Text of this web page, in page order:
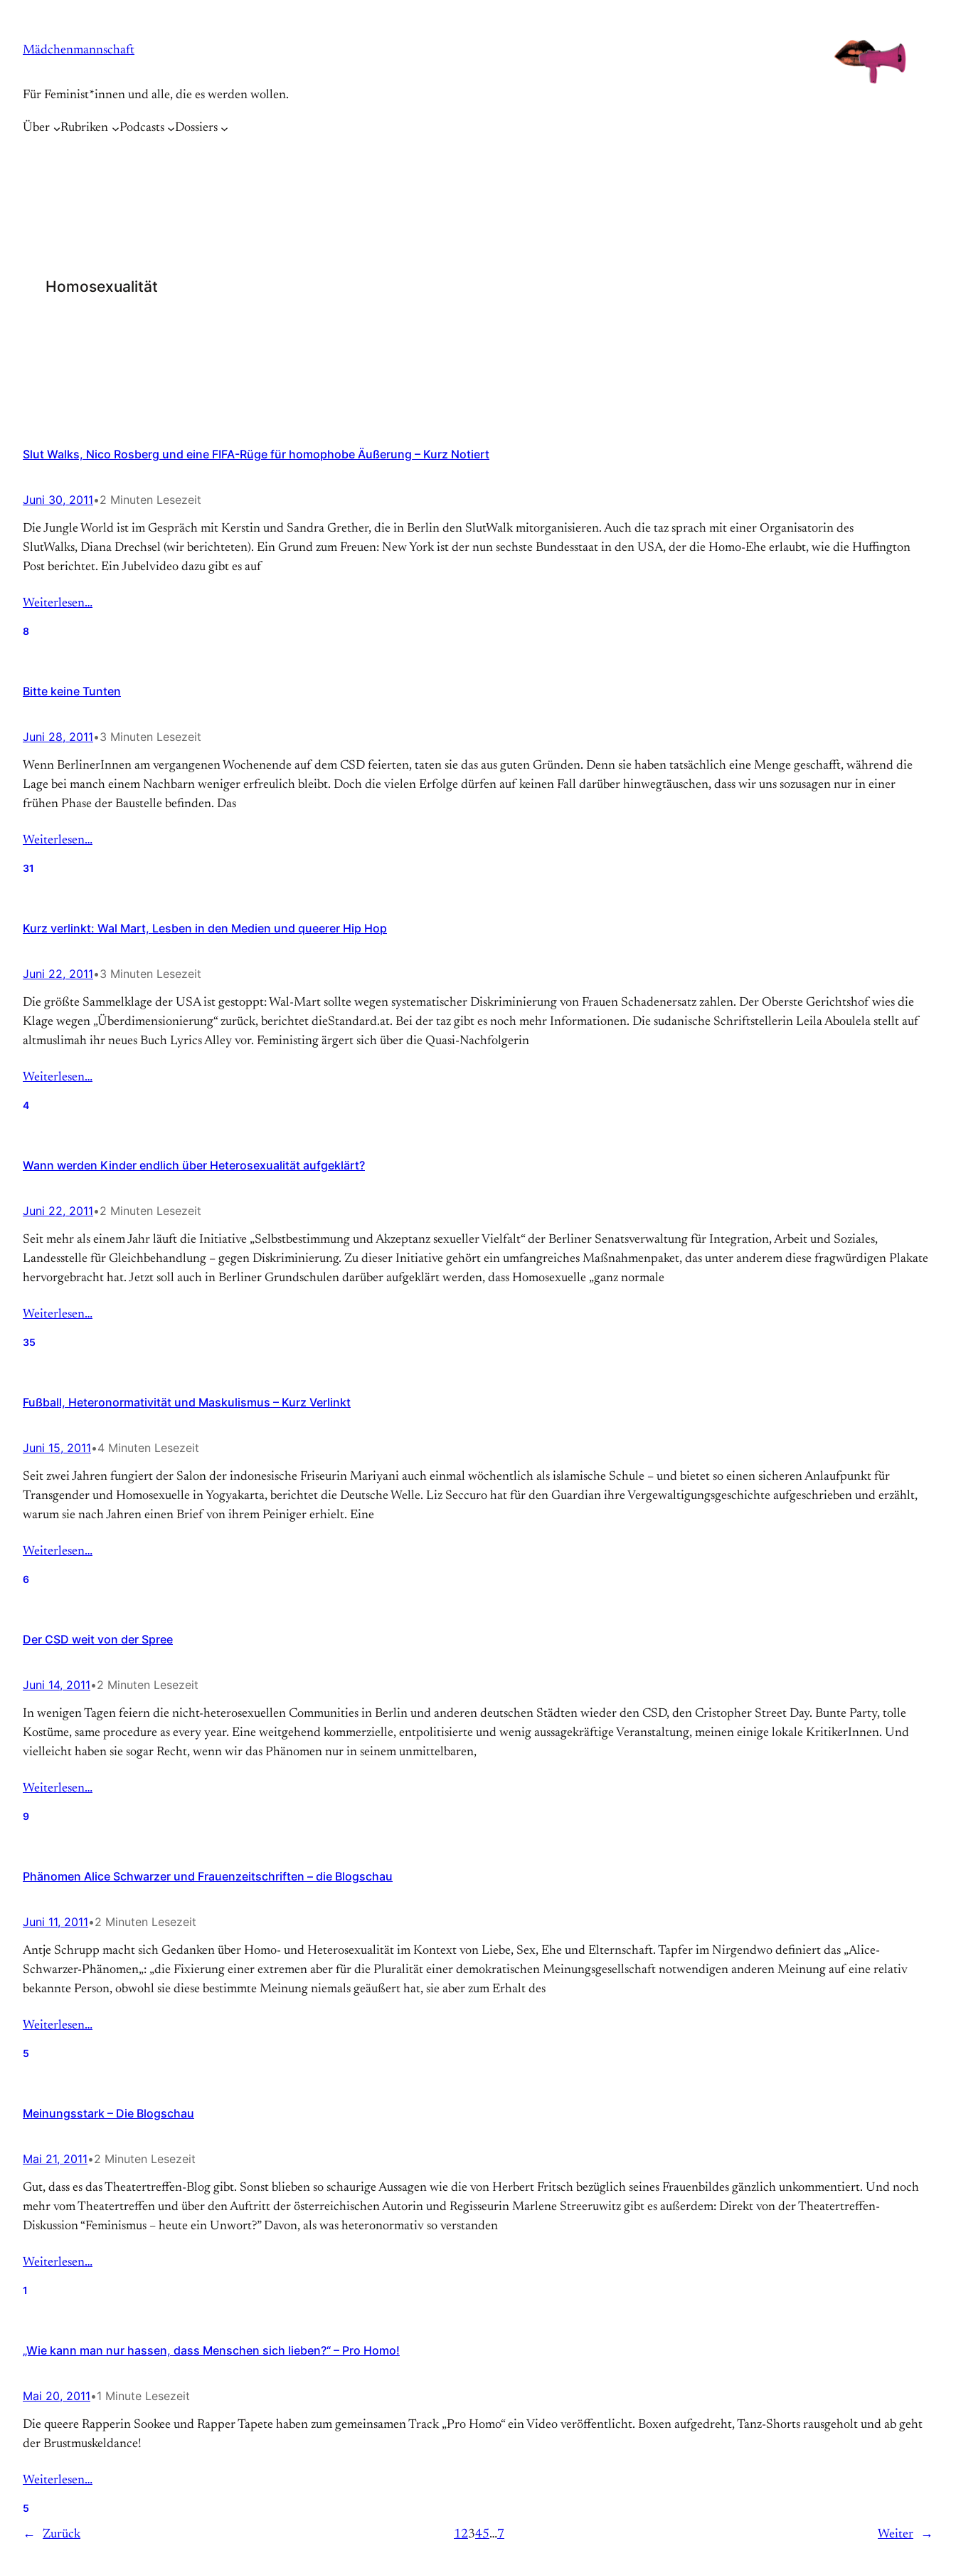
springen
Mädchenmannschaft
Für Feminist*innen und alle, die es werden wollen.
Über Rubriken Podcasts Dossiers
Homosexualität
Slut Walks, Nico Rosberg und eine FIFA-Rüge für homophobe Äußerung – Kurz Notiert
Juni 30, 2011•2 Minuten Lesezeit
Die Jungle World ist im Gespräch mit Kerstin und Sandra Grether, die in Berlin den SlutWalk mitorganisieren. Auch die taz sprach mit einer Organisatorin des
SlutWalks, Diana Drechsel (wir berichteten). Ein Grund zum Freuen: New York ist der nun sechste Bundesstaat in den USA, der die Homo-Ehe erlaubt, wie die Huffington
Post berichtet. Ein Jubelvideo dazu gibt es auf
Weiterlesen…
8
Bitte keine Tunten
Juni 28, 2011•3 Minuten Lesezeit
Wenn BerlinerInnen am vergangenen Wochenende auf dem CSD feierten, taten sie das aus guten Gründen. Denn sie haben tatsächlich eine Menge geschafft, während die
Lage bei manch einem Nachbarn weniger erfreulich bleibt. Doch die vielen Erfolge dürfen auf keinen Fall darüber hinwegtäuschen, dass wir uns sozusagen nur in einer
frühen Phase der Baustelle befinden. Das
Weiterlesen…
31
Kurz verlinkt: Wal Mart, Lesben in den Medien und queerer Hip Hop
Juni 22, 2011•3 Minuten Lesezeit
Die größte Sammelklage der USA ist gestoppt: Wal-Mart sollte wegen systematischer Diskriminierung von Frauen Schadenersatz zahlen. Der Oberste Gerichtshof wies die
Klage wegen „Überdimensionierung“ zurück, berichtet dieStandard.at. Bei der taz gibt es noch mehr Informationen. Die sudanische Schriftstellerin Leila Aboulela stellt auf
altmuslimah ihr neues Buch Lyrics Alley vor. Feministing ärgert sich über die Quasi-Nachfolgerin
Weiterlesen…
4
Wann werden Kinder endlich über Heterosexualität aufgeklärt?
Juni 22, 2011•2 Minuten Lesezeit
Seit mehr als einem Jahr läuft die Initiative „Selbstbestimmung und Akzeptanz sexueller Vielfalt“ der Berliner Senatsverwaltung für Integration, Arbeit und Soziales,
Landesstelle für Gleichbehandlung – gegen Diskriminierung. Zu dieser Initiative gehört ein umfangreiches Maßnahmenpaket, das unter anderem diese fragwürdigen Plakate
hervorgebracht hat. Jetzt soll auch in Berliner Grundschulen darüber aufgeklärt werden, dass Homosexuelle „ganz normale
Weiterlesen…
35
Fußball, Heteronormativität und Maskulismus – Kurz Verlinkt
Juni 15, 2011•4 Minuten Lesezeit
Seit zwei Jahren fungiert der Salon der indonesische Friseurin Mariyani auch einmal wöchentlich als islamische Schule – und bietet so einen sicheren Anlaufpunkt für
Transgender und Homosexuelle in Yogyakarta, berichtet die Deutsche Welle. Liz Seccuro hat für den Guardian ihre Vergewaltigungsgeschichte aufgeschrieben und erzählt,
warum sie nach Jahren einen Brief von ihrem Peiniger erhielt. Eine
Weiterlesen…
6
Der CSD weit von der Spree
Juni 14, 2011•2 Minuten Lesezeit
In wenigen Tagen feiern die nicht-heterosexuellen Communities in Berlin und anderen deutschen Städten wieder den CSD, den Cristopher Street Day. Bunte Party, tolle
Kostüme, same procedure as every year. Eine weitgehend kommerzielle, entpolitisierte und wenig aussagekräftige Veranstaltung, meinen einige lokale KritikerInnen. Und
vielleicht haben sie sogar Recht, wenn wir das Phänomen nur in seinem unmittelbaren,
Weiterlesen…
9
Phänomen Alice Schwarzer und Frauenzeitschriften – die Blogschau
Juni 11, 2011•2 Minuten Lesezeit
Antje Schrupp macht sich Gedanken über Homo- und Heterosexualität im Kontext von Liebe, Sex, Ehe und Elternschaft. Tapfer im Nirgendwo definiert das „Alice-
Schwarzer-Phänomen„: „die Fixierung einer extremen aber für die Pluralität einer demokratischen Meinungsgesellschaft notwendigen anderen Meinung auf eine relativ
bekannte Person, obwohl sie diese bestimmte Meinung niemals geäußert hat, sie aber zum Erhalt des
Weiterlesen…
5
Meinungsstark – Die Blogschau
Mai 21, 2011•2 Minuten Lesezeit
Gut, dass es das Theatertreffen-Blog gibt. Sonst blieben so schaurige Aussagen wie die von Herbert Fritsch bezüglich seines Frauenbildes gänzlich unkommentiert. Und noch
mehr vom Theatertreffen und über den Auftritt der österreichischen Autorin und Regisseurin Marlene Streeruwitz gibt es außerdem: Direkt von der Theatertreffen-
Diskussion “Feminismus – heute ein Unwort?” Davon, als was heteronormativ so verstanden
Weiterlesen…
1
„Wie kann man nur hassen, dass Menschen sich lieben?“ – Pro Homo!
Mai 20, 2011•1 Minute Lesezeit
Die queere Rapperin Sookee und Rapper Tapete haben zum gemeinsamen Track „Pro Homo“ ein Video veröffentlicht. Boxen aufgedreht, Tanz-Shorts rausgeholt und ab geht
der Brustmuskeldance!
Weiterlesen…
5
← Zurück 12345…7 Weiter →